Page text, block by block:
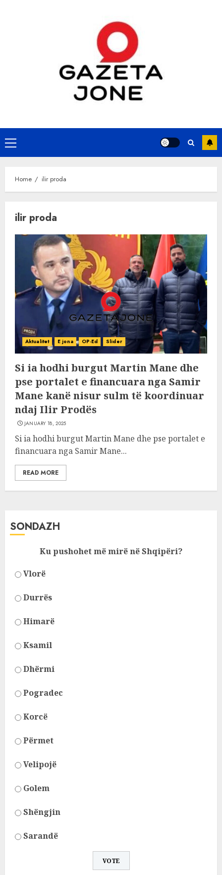
Primary
Menu
Home ilir proda
ilir proda
Aktualitet E jona OP-Ed Slider
Si ia hodhi burgut Martin Mane dhe
pse portalet e financuara nga Samir
Mane kanë nisur sulm të koordinuar
ndaj Ilir Prodës
JANUARY 18, 2025
Si ia hodhi burgut Martin Mane dhe pse portalet e
financuara nga Samir Mane...
READ MORE
SONDAZH
Ku pushohet më mirë në Shqipëri?
Vlorë
Durrës
Himarë
Ksamil
Dhërmi
Pogradec
Korcë
Përmet
Velipojë
Golem
Shëngjin
Sarandë